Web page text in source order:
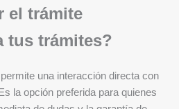
el trámite
tus trámites?
una interacción directa con
la opción preferida para quienes